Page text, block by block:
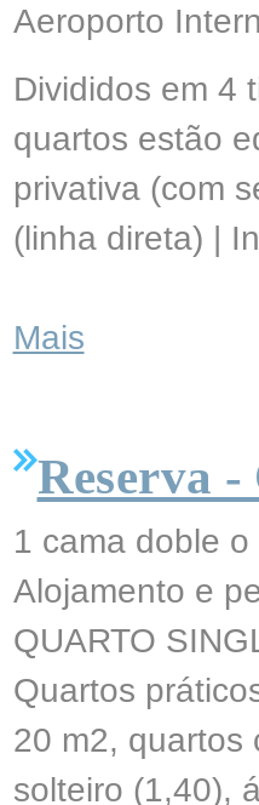
Aeroporto
Divididos em 4
quartos estão
privativa (com
(linha direta) |
Mais
Reserva
1 cama doble
Alojamento e
QUARTO
Quartos
20 m2, quartos
solteiro (1,40),